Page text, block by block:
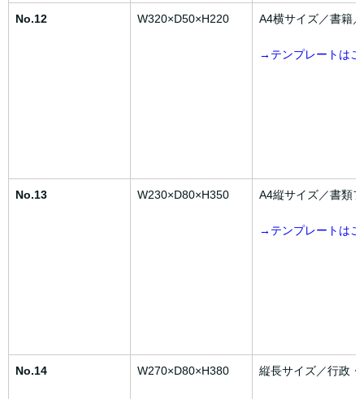
No.12 W320×D50×H220 A4横サイズ／書籍
→テンプレートはこ
No.13 W230×D80×H350 A4縦サイズ／書類
→テンプレートはこ
No.14 W270×D80×H380 縦長サイズ／行政